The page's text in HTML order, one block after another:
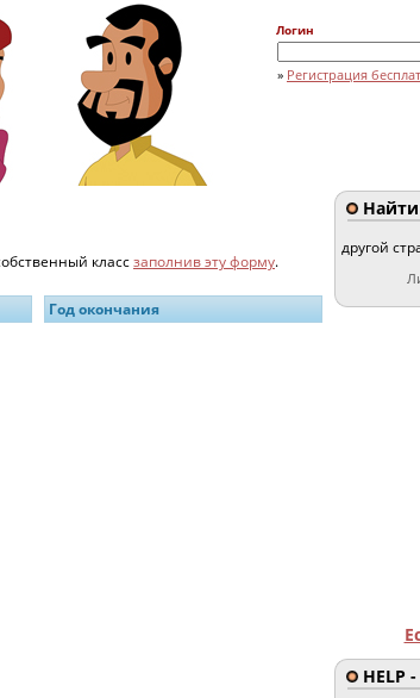
Логин
» Регистрация
классзаполнив эту форму.
Год окончания
Найти
другой
HELP